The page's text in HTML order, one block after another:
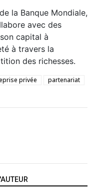
la Banque Mondiale,
avec des
capital à
à travers la
des richesses.
privée
partenariat